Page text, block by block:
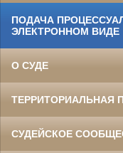
ПОДАЧА
ЭЛЕКТРОННОМ ВИДЕ
О СУДЕ
ТЕРРИТОРИАЛЬНАЯ
СУДЕЙСКОЕ